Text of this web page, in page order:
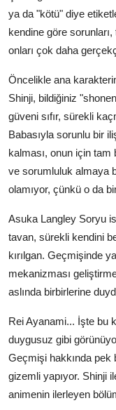
ya da "kötü" diye
kendine göre
onları çok daha
Öncelikle ana
Shinji, bildiğiniz
güveni sıfır, sürekli
Babasıyla sorunlu bir
kalması, onun için
ve sorumluluk almaya
olamıyor, çünkü o da
Asuka Langley Soryu
tavan, sürekli kendini
kırılgan. Geçmişinde
mekanizması
aslında birbirlerine
Rei Ayanami... İşte bu
duygusuz gibi
Geçmişi hakkında pek
gizemli yapıyor. Shinji
animenin ilerleyen